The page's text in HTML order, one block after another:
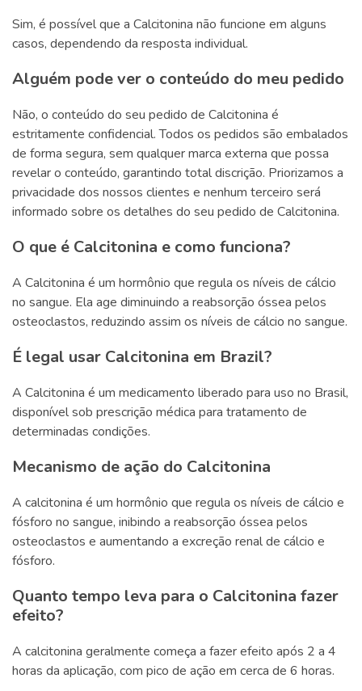
Sim, é possível que a Calcitonina não funcione em alguns
casos, dependendo da resposta individual.
Alguém pode ver o conteúdo do meu pedido
Não, o conteúdo do seu pedido de Calcitonina é
estritamente confidencial. Todos os pedidos são embalados
de forma segura, sem qualquer marca externa que possa
revelar o conteúdo, garantindo total discrição. Priorizamos a
privacidade dos nossos clientes e nenhum terceiro será
informado sobre os detalhes do seu pedido de Calcitonina.
O que é Calcitonina e como funciona?
A Calcitonina é um hormônio que regula os níveis de cálcio
no sangue. Ela age diminuindo a reabsorção óssea pelos
osteoclastos, reduzindo assim os níveis de cálcio no sangue.
É legal usar Calcitonina em Brazil?
A Calcitonina é um medicamento liberado para uso no Brasil,
disponível sob prescrição médica para tratamento de
determinadas condições.
Mecanismo de ação do Calcitonina
A calcitonina é um hormônio que regula os níveis de cálcio e
fósforo no sangue, inibindo a reabsorção óssea pelos
osteoclastos e aumentando a excreção renal de cálcio e
fósforo.
Quanto tempo leva para o Calcitonina fazer
efeito?
A calcitonina geralmente começa a fazer efeito após 2 a 4
horas da aplicação, com pico de ação em cerca de 6 horas.